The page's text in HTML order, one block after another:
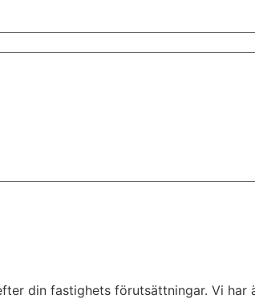
din fastighets förutsättningar. Vi